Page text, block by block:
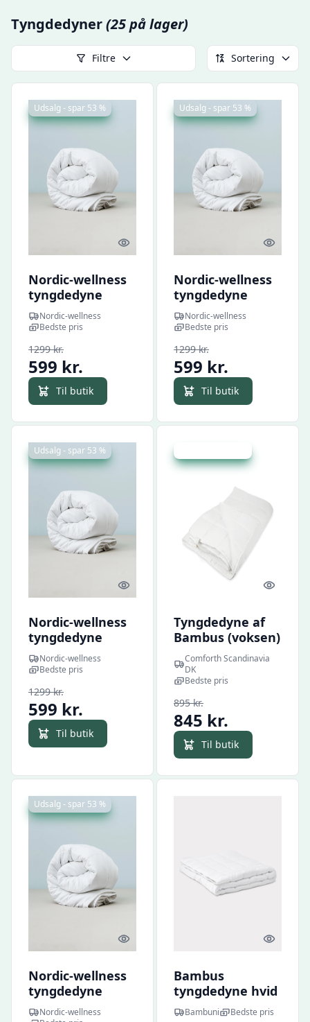
Tyngdedyner(25 på lager)
Filtre Sortering
Udsalg - spar 53 %
Quick look
Nordic-wellness
tyngdedyne
140x200cm /
140x220 cm -
Nordic-wellness
Bedste pris
1299 kr.
599 kr.
Til butik
Udsalg - spar 53 %
Quick
Nordic-wellness
tyngdedyne
140x200cm /
140x220 cm -
Nordic-wellness
Bedste pris
1299 kr.
599 kr.
Til butik
Udsalg - spar 53 %
Quick look
Nordic-wellness
tyngdedyne
140x200cm /
140x220 cm -
Nordic-wellness
Bedste pris
1299 kr.
599 kr.
Til butik
Quick
Tyngdedyne af
Bambus (voksen)
Comforth Scandinavia
DK
Bedste pris
895 kr.
845 kr.
Til butik
Udsalg - spar 53 %
Quick look
Nordic-wellness
tyngdedyne
140x200cm /
Nordic-wellness
Quick
Bambus
tyngdedyne hvid
140x200 - 5kg
Bambuni Bedste pris